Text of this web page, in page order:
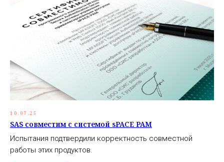
10.07.25
SAS совместим с системой sPACE PAM
Испытания подтвердили корректность совместной
работы этих продуктов.